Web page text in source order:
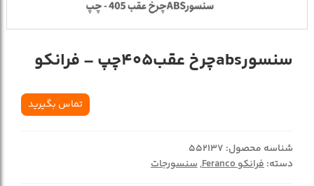
سنسورabsچرخ عقب405چپ – فرانکو
تماس بگیرید
شناسه محصول: 552137
دسته:فرانکو Feranco ,سنسورجات